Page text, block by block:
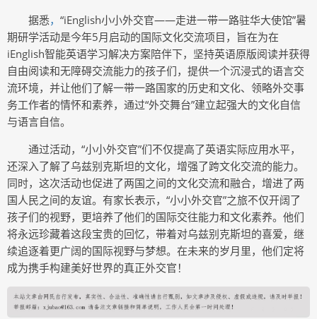
据悉， “iEnglish小小外交官——走进一带一路驻华大使馆”暑
期研学活动是今年5月启动的国际文化交流项目，旨在为在
iEnglish智能英语学习解决方案陪伴下，坚持英语原版阅读并获得
自由阅读和无障碍交流能力的孩子们，提供一个沉浸式的语言交
流环境，并让他们了解一带一路国家的历史和文化、领略外交事
务工作者的情怀和素养，通过“外交舞台”建立起强大的文化自信
与语言自信。
通过活动，“小小外交官”们不仅提高了英语实际应用水平，
还深入了解了乌兹别克斯坦的文化，增强了跨文化交流的能力。
同时，这次活动也促进了两国之间的文化交流和融合，增进了两
国人民之间的友谊。有家长表示，“小小外交官”之旅不仅开阔了
孩子们的视野，更培养了他们的国际交往能力和文化素养。他们
将永远珍藏着这段宝贵的回忆，带着对乌兹别克斯坦的喜爱，继
续追逐着更广阔的国际视野与梦想。在未来的岁月里，他们定将
成为携手构建美好世界的真正外交官！